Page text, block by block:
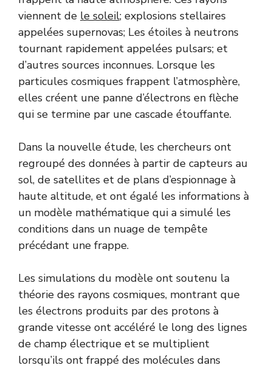
viennent de le soleil; explosions stellaires
appelées supernovas; Les étoiles à neutrons
tournant rapidement appelées pulsars; et
d’autres sources inconnues. Lorsque les
particules cosmiques frappent l’atmosphère,
elles créent une panne d’électrons en flèche
qui se termine par une cascade étouffante.
Dans la nouvelle étude, les chercheurs ont
regroupé des données à partir de capteurs au
sol, de satellites et de plans d’espionnage à
haute altitude, et ont égalé les informations à
un modèle mathématique qui a simulé les
conditions dans un nuage de tempête
précédant une frappe.
Les simulations du modèle ont soutenu la
théorie des rayons cosmiques, montrant que
les électrons produits par des protons à
grande vitesse ont accéléré le long des lignes
de champ électrique et se multiplient
lorsqu’ils ont frappé des molécules dans